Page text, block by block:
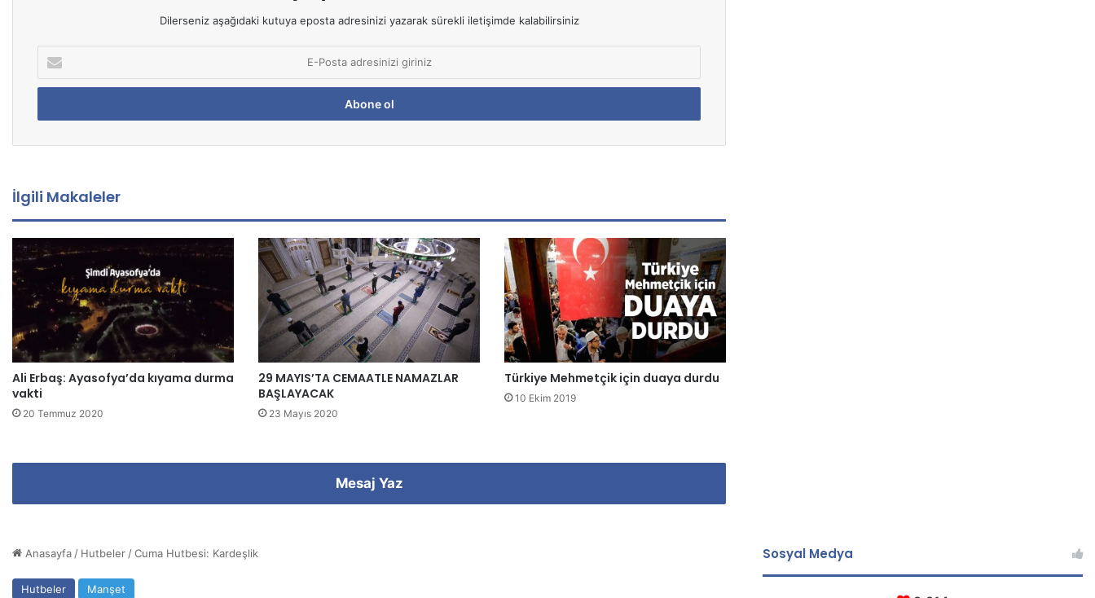
Dilerseniz aşağıdaki kutuya eposta adresinizi yazarak sürekli iletişimde kalabilirsiniz
P
s
d
e
s
i
r
i
n
İlgili Makaleler
Ali Erbaş: Ayasofya’da kıyama durma
vakti
20 Temmuz 2020
29 MAYIS’TA CEMAATLE NAMAZLAR
BAŞLAYACAK
23 Mayıs 2020
Türkiye Mehmetçik için duaya durdu
10 Ekim 2019
Mesaj Yaz